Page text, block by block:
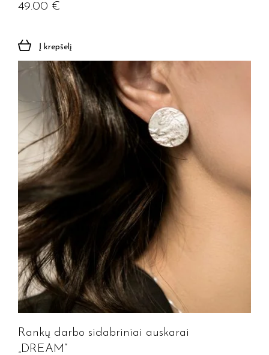
49.00 €
Į krepšelį
Rankų darbo sidabriniai auskarai
„DREAM”